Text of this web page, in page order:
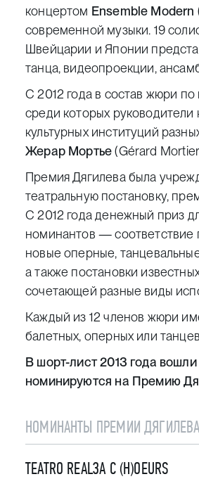
концертом Ensemble Modern
современной музыки. 19
Швейцарии и Японии
танца, видеопроекции,
С 2012 года в состав жюри
среди которых
культурных институций
Жерар Мортье(Gérard
Премия Дягилева была
театральную постановку,
С 2012 года денежный приз
номинантов — соответствие
новые оперные,
а также постановки
сочетающей разные виды
Каждый из 12 членов жюри
балетных, оперных или
В шорт-лист 2013 года
номинируются на Премию
НОМИНАНТЫ ПРЕМИИ
TEATRO REALЗА C (H)OEURS